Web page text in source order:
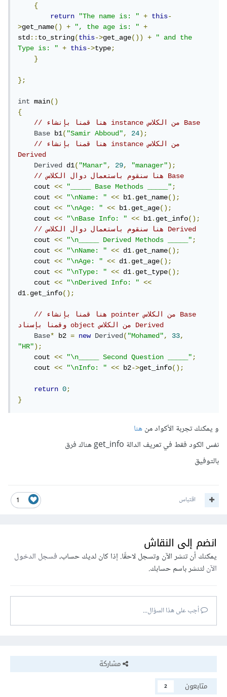
{
return
"The name is: " + this-
>get_name() + ", the age is: "
+
std::to_string(this->get_age()) +
" and the
Type is: "
+ this->type;
}
};
int main()
{
// هنا قمنا بإنشاء instance من الكلاس Base
Base b1("Samir Abboud", 24);
// هنا قمنا بإنشاء instance من الكلاس
Derived
Derived d1("Manar", 29, "manager");
// هنا سنقوم باستعمال دوال الكلاس Base
    cout
<< "_____ Base Methods _____";
    cout
<< "\nName: " << b1.get_name();
    cout
<< "\nAge: " << b1.get_age();
    cout
<< "\nBase Info: " << b1.get_info();
// هنا سنقوم باستعمال دوال الكلاس Derived
    cout
<< "\n_____ Derived Methods _____";
    cout
<< "\nName: " << d1.get_name();
    cout
<< "\nAge: " << d1.get_age();
    cout
<< "\nType: " << d1.get_type();
    cout
<< "\nDerived Info: "
<<
d1.get_info();
// هنا قمنا بإنشاء pointer من الكلاس Base
وقمنا بإسناد object من الكلاس Derived
Base* b2 = new Derived("Mohamed", 33,
"HR");
    cout
<< "\n_____ Second Question _____";
    cout
<< "\nInfo: " << b2->get_info();
return 0;
}
و يمكنك تجربة الأكواد منهنا
نفس الكود فقط في تعريف الدالة get_info هناك فرق
بالتوفيق
1 اقتباس
انضم إلى النقاش
يمكنك أن تنشر الآن وتسجل لاحقًا. إذا كان لديك حساب،فسجل الدخول
الآنلتنشر باسم حسابك.
أجب على هذا السؤال...
مشاركة
متابعون
2